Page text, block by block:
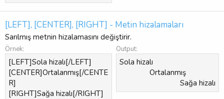
[LEFT], [CENTER], [RIGHT] - Metin hizalamaları
Sarılmış metnin hizalamasını değiştirir.
Örnek:
[LEFT]Sola hizalı[/LEFT]
[CENTER]Ortalanmış[/CENTE
R]
[RIGHT]Sağa hizalı[/RIGHT]
Output:
Sola hizalı​
Ortalanmış​
Sağa hizalı​